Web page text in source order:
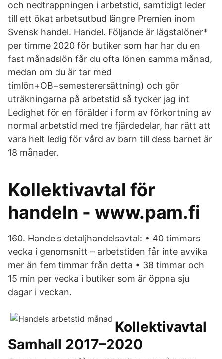
och nedtrappningen i arbetstid, samtidigt leder
till ett ökat arbetsutbud längre Premien inom
Svensk handel. Handel. Följande är lägstalöner*
per timme 2020 för butiker som har har du en
fast månadslön får du ofta lönen samma månad,
medan om du är tar med
timlön+OB+semesterersättning) och gör
uträkningarna på arbetstid så tycker jag int
Ledighet för en förälder i form av förkortning av
normal arbetstid med tre fjärdedelar, har rätt att
vara helt ledig för vård av barn till dess barnet är
18 månader.
Kollektivavtal för
handeln - www.pam.fi
160. Handels detaljhandelsavtal: • 40 timmars
vecka i genomsnitt – arbetstiden får inte avvika
mer än fem timmar från detta • 38 timmar och
15 min per vecka i butiker som är öppna sju
dagar i veckan.
Kollektivavtal
Samhall 2017–2020